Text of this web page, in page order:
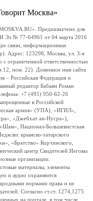
Москва»
Предназначено для
Эл № 77-64961 от 04 марта 2016
связи, информационных
Адрес: 123298, Москва, ул. 3-я
ограниченной ответственностью
пом. 22). Доменное имя сайта
– Российская Федерация и
редактор Бабаян Роман
+7 (495) 950-62-26
в Российской
армия» (УПА), «ИГИЛ»,
«Джебхат ан-Нусра»),
Шам», Национал-Большевистская
крымско-татарского
«Братство» Корчинского,
центр Свидетелей Иеговы
организации.
материалы, элементы
и аудио охраняются
нормами права и не
Согласно ст.ст. 1274,1275
на портале, в том числе